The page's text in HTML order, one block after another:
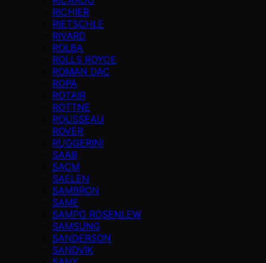
RICHIER
RIETSCHLE
RIVARD
ROLBA
ROLLS ROYCE
ROMAN DAC
ROPA
ROTAIR
ROTTNE
ROUSSEAU
ROVER
RUGGERINI
SAAB
SACM
SAELEN
SAMBRON
SAME
SAMPO ROSENLEW
SAMSUNG
SANDERSON
SANDVIK